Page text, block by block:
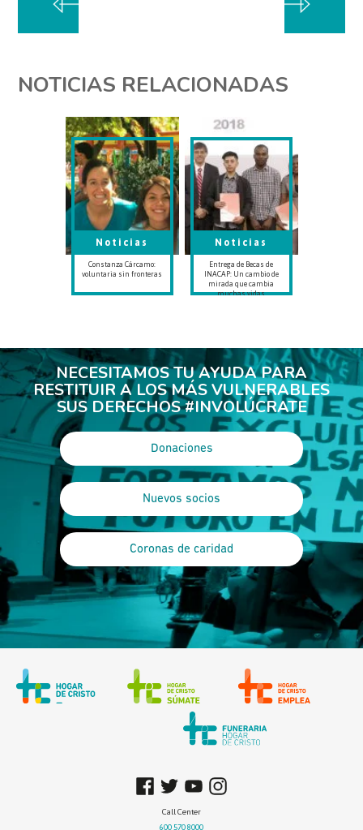
NOTICIAS RELACIONADAS
Constanza Cárcamo:
voluntaria sin fronteras
Noticias
Entrega de Becas de
INACAP: Un cambio de
mirada que cambia
muchas vidas
Noticias
NECESITAMOS TU AYUDA PARA
RESTITUIR A LOS MÁS VULNERABLES
SUS DERECHOS #INVOLÚCRATE
Donaciones
Nuevos socios
Coronas de caridad
Call Center
600 570 8000